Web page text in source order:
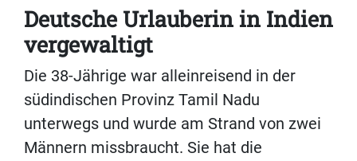
Deutsche Urlauberin in Indien
vergewaltigt
Die 38-Jährige war alleinreisend in der
südindischen Provinz Tamil Nadu
unterwegs und wurde am Strand von zwei
Männern missbraucht. Sie hat die